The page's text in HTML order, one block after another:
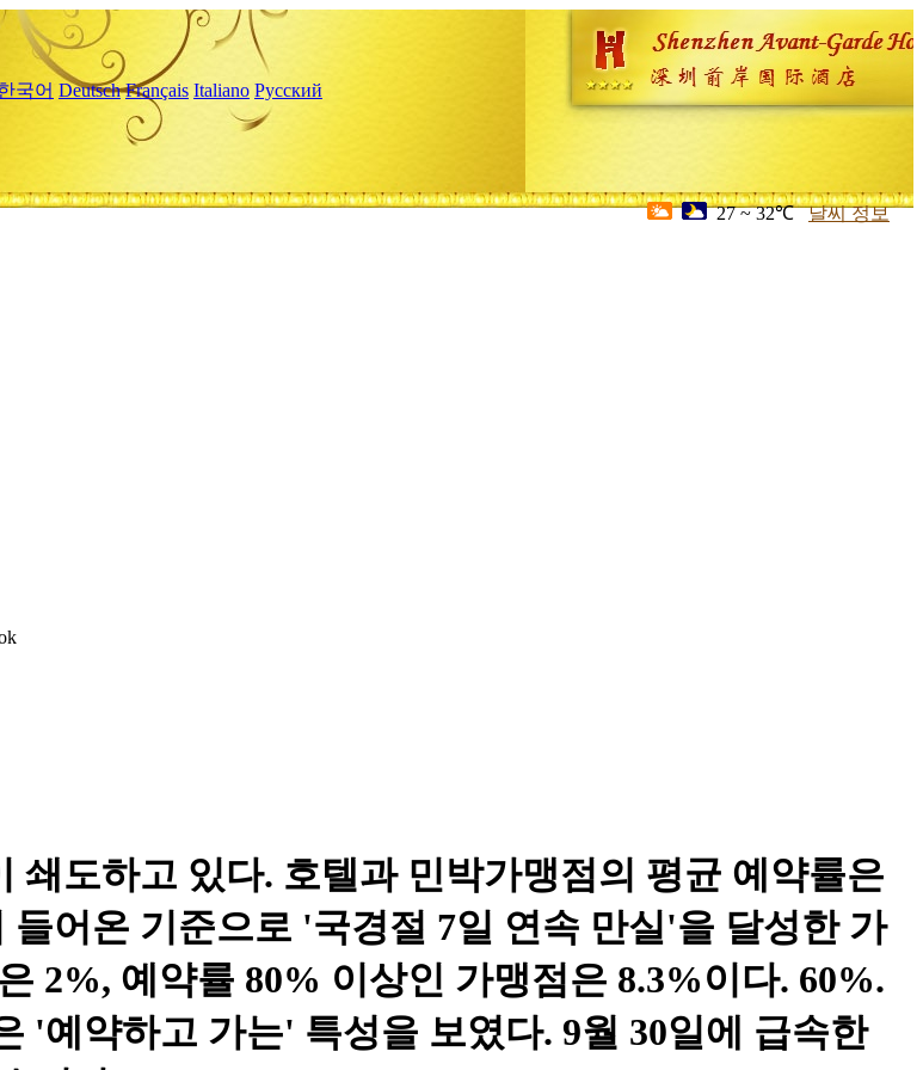
국어 Deutsch Français Italiano Русский
27 ~ 32℃ 날씨 정보
쇄도하고 있다. 호텔과 민박가맹점의 평균 예약률은
들어온 기준으로 '국경절 7일 연속 만실'을 달성한 가
2%, 예약률 80% 이상인 가맹점은 8.3%이다. 60%.
'예약하고 가는' 특성을 보였다. 9월 30일에 급속한